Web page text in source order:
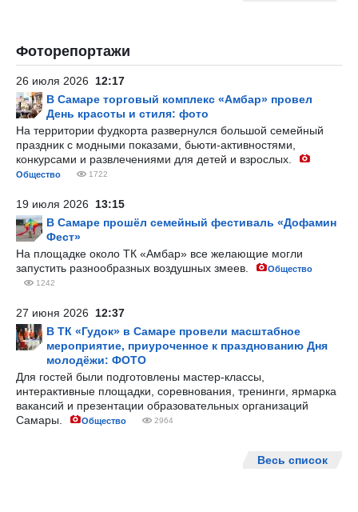
Фоторепортажи
26 июля 2026 12:17
В Самаре торговый комплекс «Амбар» провел
День красоты и стиля: фото
На территории фудкорта развернулся большой семейный
праздник с модными показами, бьюти-активностями,
конкурсами и развлечениями для детей и взрослых.
Общество 1722
19 июля 2026 13:15
В Самаре прошёл семейный фестиваль «Дофамин
Фест»
На площадке около ТК «Амбар» все желающие могли
запустить разнообразных воздушных змеев.
Общество
1242
27 июня 2026 12:37
В ТК «Гудок» в Самаре провели масштабное
мероприятие, приуроченное к празднованию Дня
молодёжи: ФОТО
Для гостей были подготовлены мастер-классы,
интерактивные площадки, соревнования, тренинги, ярмарка
вакансий и презентации образовательных организаций
Самары.
Общество 2964
Весь список